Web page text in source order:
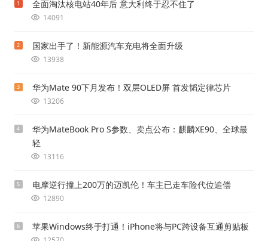
1 全面淘汰核电站40年后 意大利终于忍不住了
14091
2 国家出手了！新能源汽车充电将全面升级
13938
3 华为Mate 90下月发布！双层OLED屏 首发韬定律芯片
13206
4
华为MateBook Pro S参数、卖点公布：麒麟XE90、全球最
轻
13116
5 电摩逆行撞上200万的迈凯伦！车主已走车险代位追偿
12890
6 苹果Windows终于打通！iPhone将与PC跨设备互通剪贴板